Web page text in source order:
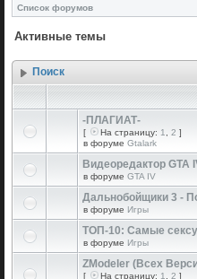
Список форумов
Активные темы
Поиск
-ПЛАГИАТ-
[ На страницу: 1 2 ]
в форуме Gtalark
Видеоредактор GTA
в форуме GTA IV
Дальнобойщики 3 -
в форуме Игры
ТОП-10: Самые
в форуме Игры
ZModeler (Всех
[ На страницу: 1 2 ]